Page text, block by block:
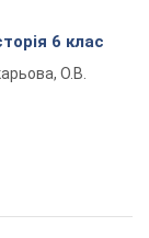
6 клас
О.В.